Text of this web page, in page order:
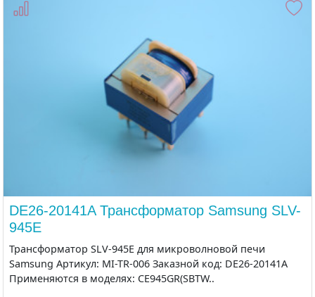
DE26-20141A Трансформатор Samsung SLV-
945E
Трансформатор SLV-945E для микроволновой печи
Samsung Артикул: MI-TR-006 Заказной код: DE26-20141A
Применяются в моделях: CE945GR(SBTW..